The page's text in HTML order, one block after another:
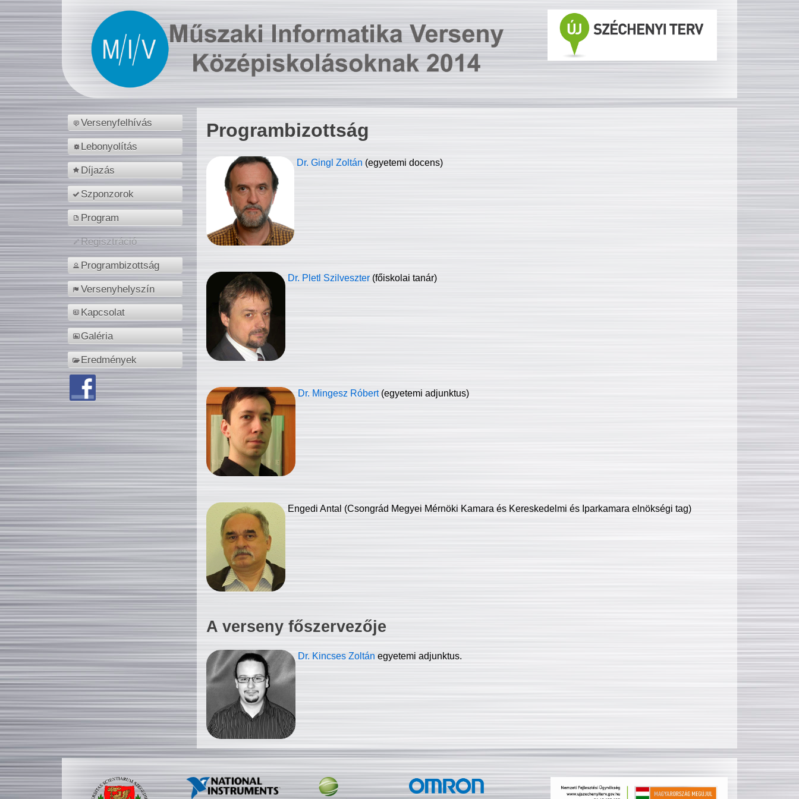
Versenyfelhívás
Lebonyolítás
Díjazás
Szponzorok
Program
Regisztráció
Programbizottság
Versenyhelyszín
Kapcsolat
Galéria
Eredmények
Programbizottság
Dr. Gingl Zoltán (egyetemi docens)
Dr. Pletl Szilveszter (főiskolai tanár)
Dr. Mingesz Róbert (egyetemi adjunktus)
Engedi Antal (Csongrád Megyei Mérnöki Kamara és Kereskedelmi és Iparkamara elnökségi tag)
A verseny főszervezője
Dr. Kincses Zoltán egyetemi adjunktus.